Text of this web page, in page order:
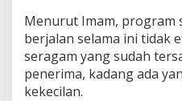
a
g
a
m
G
Menurut Imam, program
berjalan selama ini tidak
seragam yang sudah
penerima, kadang ada
kekecilan.